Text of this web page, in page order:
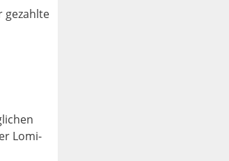
gezahlte
Lomi-